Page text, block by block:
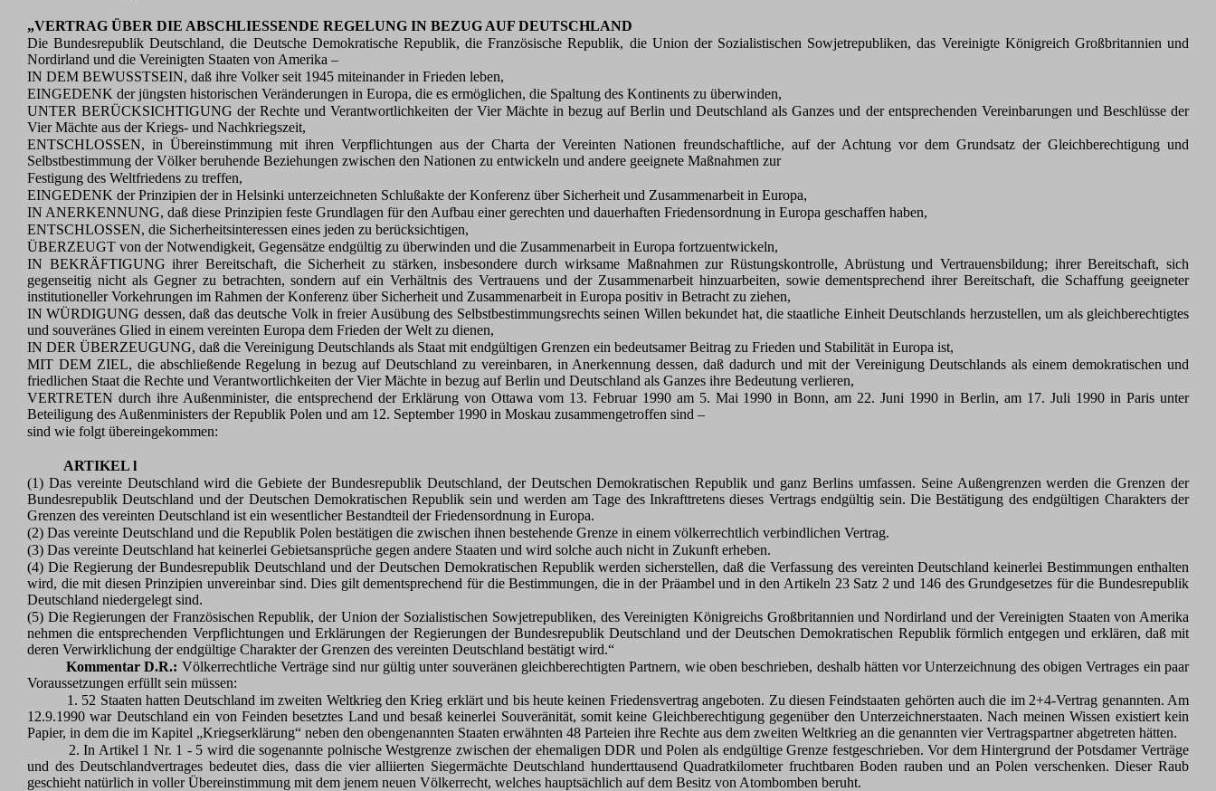
„VERTRAG ÜBER DIE ABSCHLIESSENDE REGELUNG IN BEZUG AUF DEUTSCHLAND
Die Bundesrepublik Deutschland, die Deutsche Demokratische Republik, die Französische Republik, die Union der Sozialistischen Sowjetrepubliken, das Vereinigte Königreich Großbritannien und
Nordirland und die Vereinigten Staaten von Amerika –
IN DEM BEWUSSTSEIN, daß ihre Volker seit 1945 miteinander in Frieden leben,
EINGEDENK der jüngsten historischen Veränderungen in Europa, die es ermöglichen, die Spaltung des Kontinents zu überwinden,
UNTER BERÜCKSICHTIGUNG der Rechte und Verantwortlichkeiten der Vier Mächte in bezug auf Berlin und Deutschland als Ganzes und der entsprechenden Vereinbarungen und Beschlüsse der
Vier Mächte aus der Kriegs- und Nachkriegszeit,
ENTSCHLOSSEN, in Übereinstimmung mit ihren Verpflichtungen aus der Charta der Vereinten Nationen freundschaftliche, auf der Achtung vor dem Grundsatz der Gleichberechtigung und
Selbstbestimmung der Völker beruhende Beziehungen zwischen den Nationen zu entwickeln und andere geeignete Maßnahmen zur
Festigung des Weltfriedens zu treffen,
EINGEDENK der Prinzipien der in Helsinki unterzeichneten Schlußakte der Konferenz über Sicherheit und Zusammenarbeit in Europa,
IN ANERKENNUNG, daß diese Prinzipien feste Grundlagen für den Aufbau einer gerechten und dauerhaften Friedensordnung in Europa geschaffen haben,
ENTSCHLOSSEN, die Sicherheitsinteressen eines jeden zu berücksichtigen,
ÜBERZEUGT von der Notwendigkeit, Gegensätze endgültig zu überwinden und die Zusammenarbeit in Europa fortzuentwickeln,
IN BEKRÄFTIGUNG ihrer Bereitschaft, die Sicherheit zu stärken, insbesondere durch wirksame Maßnahmen zur Rüstungskontrolle, Abrüstung und Vertrauensbildung; ihrer Bereitschaft, sich
gegenseitig nicht als Gegner zu betrachten, sondern auf ein Verhältnis des Vertrauens und der Zusammenarbeit hinzuarbeiten, sowie dementsprechend ihrer Bereitschaft, die Schaffung geeigneter
institutioneller Vorkehrungen im Rahmen der Konferenz über Sicherheit und Zusammenarbeit in Europa positiv in Betracht zu ziehen,
IN WÜRDIGUNG dessen, daß das deutsche Volk in freier Ausübung des Selbstbestimmungsrechts seinen Willen bekundet hat, die staatliche Einheit Deutschlands herzustellen, um als gleichberechtigtes
und souveränes Glied in einem vereinten Europa dem Frieden der Welt zu dienen,
IN DER ÜBERZEUGUNG, daß die Vereinigung Deutschlands als Staat mit endgültigen Grenzen ein bedeutsamer Beitrag zu Frieden und Stabilität in Europa ist,
MIT DEM ZIEL, die abschließende Regelung in bezug auf Deutschland zu vereinbaren, in Anerkennung dessen, daß dadurch und mit der Vereinigung Deutschlands als einem demokratischen und
friedlichen Staat die Rechte und Verantwortlichkeiten der Vier Mächte in bezug auf Berlin und Deutschland als Ganzes ihre Bedeutung verlieren,
VERTRETEN durch ihre Außenminister, die entsprechend der Erklärung von Ottawa vom 13. Februar 1990 am 5. Mai 1990 in Bonn, am 22. Juni 1990 in Berlin, am 17. Juli 1990 in Paris unter
Beteiligung des Außenministers der Republik Polen und am 12. September 1990 in Moskau zusammengetroffen sind –
sind wie folgt übereingekommen:
ARTIKEL l
(1) Das vereinte Deutschland wird die Gebiete der Bundesrepublik Deutschland, der Deutschen Demokratischen Republik und ganz Berlins umfassen. Seine Außengrenzen werden die Grenzen der
Bundesrepublik Deutschland und der Deutschen Demokratischen Republik sein und werden am Tage des Inkrafttretens dieses Vertrags endgültig sein. Die Bestätigung des endgültigen Charakters der
Grenzen des vereinten Deutschland ist ein wesentlicher Bestandteil der Friedensordnung in Europa.
(2) Das vereinte Deutschland und die Republik Polen bestätigen die zwischen ihnen bestehende Grenze in einem völkerrechtlich verbindlichen Vertrag.
(3) Das vereinte Deutschland hat keinerlei Gebietsansprüche gegen andere Staaten und wird solche auch nicht in Zukunft erheben.
(4) Die Regierung der Bundesrepublik Deutschland und der Deutschen Demokratischen Republik werden sicherstellen, daß die Verfassung des vereinten Deutschland keinerlei Bestimmungen enthalten
wird, die mit diesen Prinzipien unvereinbar sind. Dies gilt dementsprechend für die Bestimmungen, die in der Präambel und in den Artikeln 23 Satz 2 und 146 des Grundgesetzes für die Bundesrepublik
Deutschland niedergelegt sind.
(5) Die Regierungen der Französischen Republik, der Union der Sozialistischen Sowjetrepubliken, des Vereinigten Königreichs Großbritannien und Nordirland und der Vereinigten Staaten von Amerika
nehmen die entsprechenden Verpflichtungen und Erklärungen der Regierungen der Bundesrepublik Deutschland und der Deutschen Demokratischen Republik förmlich entgegen und erklären, daß mit
deren Verwirklichung der endgültige Charakter der Grenzen des vereinten Deutschland bestätigt wird.“
Kommentar D.R.: Völkerrechtliche Verträge sind nur gültig unter souveränen gleichberechtigten Partnern, wie oben beschrieben, deshalb hätten vor Unterzeichnung des obigen Vertrages ein paar
Voraussetzungen erfüllt sein müssen:
1. 52 Staaten hatten Deutschland im zweiten Weltkrieg den Krieg erklärt und bis heute keinen Friedensvertrag angeboten. Zu diesen Feindstaaten gehörten auch die im 2+4-Vertrag genannten. Am
12.9.1990 war Deutschland ein von Feinden besetztes Land und besaß keinerlei Souveränität, somit keine Gleichberechtigung gegenüber den Unterzeichnerstaaten. Nach meinen Wissen existiert kein
Papier, in dem die im Kapitel „Kriegserklärung“ neben den obengenannten Staaten erwähnten 48 Parteien ihre Rechte aus dem zweiten Weltkrieg an die genannten vier Vertragspartner abgetreten hätten.
2. In Artikel 1 Nr. 1 - 5 wird die sogenannte polnische Westgrenze zwischen der ehemaligen DDR und Polen als endgültige Grenze festgeschrieben. Vor dem Hintergrund der Potsdamer Verträge
und des Deutschlandvertrages bedeutet dies, dass die vier alliierten Siegermächte Deutschland hunderttausend Quadratkilometer fruchtbaren Boden rauben und an Polen verschenken. Dieser Raub
geschieht natürlich in voller Übereinstimmung mit dem jenem neuen Völkerrecht, welches hauptsächlich auf dem Besitz von Atombomben beruht.